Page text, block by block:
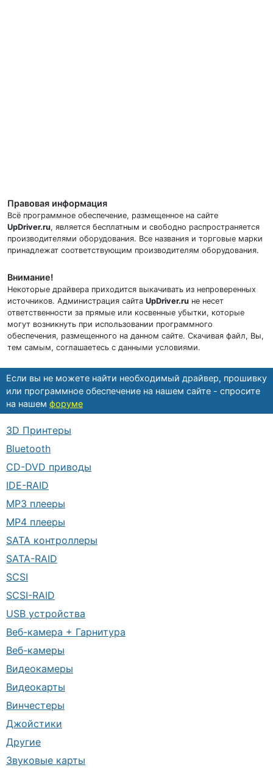
Правовая информация
Всё программное обеспечение, размещенное на сайте
UpDriver.ru, является бесплатным и свободно распространяется
производителями оборудования. Все названия и торговые марки
принадлежат соответствующим производителям оборудования.
Внимание!
Некоторые драйвера приходится выкачивать из непроверенных
источников. Администрация сайта UpDriver.ru не несет
ответственности за прямые или косвенные убытки, которые
могут возникнуть при использовании программного
обеспечения, размещенного на данном сайте. Скачивая файл, Вы,
тем самым, соглашаетесь с данными условиями.
Если вы не можете найти необходимый драйвер, прошивку
или программное обеспечение на нашем сайте - спросите
на нашем форуме
3D Принтеры
Bluetooth
CD-DVD приводы
IDE-RAID
MP3 плееры
MP4 плееры
SATA контроллеры
SATA-RAID
SCSI
SCSI-RAID
USB устройства
Веб-камера + Гарнитура
Веб-камеры
Видеокамеры
Видеокарты
Винчестеры
Джойстики
Другие
Звуковые карты